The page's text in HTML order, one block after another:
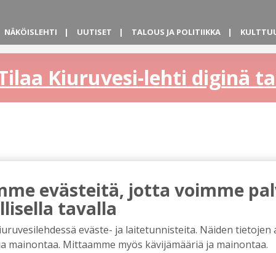
NÄKÖISLEHTI UUTISET TALOUS JA POLITIIKKA
Kiuruvesi-lehti diginä
evästeitä, jotta voimme
tavalla
eväste- ja laitetunnisteita. Näiden
mainontaa. Mittaamme myös kävijämääriä ja mainontaa.